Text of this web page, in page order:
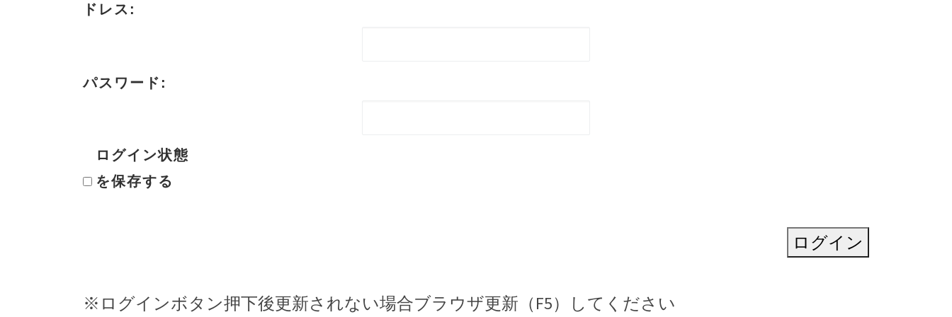
ドレス:
パスワード:
ログイン状態
を保存する
ログイン
※ログインボタン押下後更新されない場合ブラウザ更新（F5）してください